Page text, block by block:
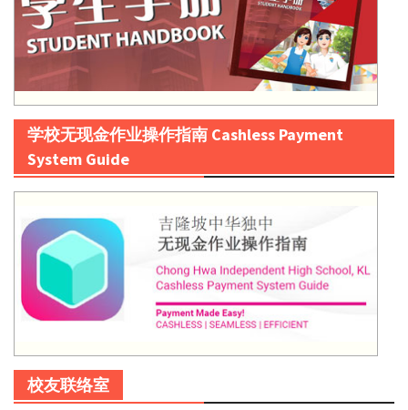
学校无现金作业操作指南 Cashless Payment
System Guide
校友联络室